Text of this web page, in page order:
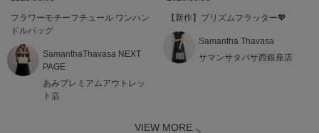
フラワーモチーフチュール ワンハン
ドルバッグ
SamanthaThavasa NEXT
PAGE
あみプレミアムアウトレッ
ト店
【新作】プリズムフラッター💖
Samantha Thavasa
サマンサタバサ西銀座店
VIEW MORE